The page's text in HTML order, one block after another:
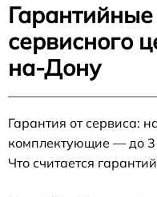
Гарантийные
сервисного
на-Дону
Гарантия от сервиса:
комплектующие — до 3
Что считается